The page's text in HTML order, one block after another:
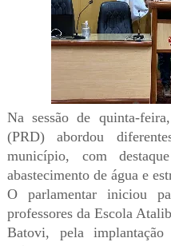
Na sessão de quinta-
(PRD) abordou
município, com
abastecimento de água e
O parlamentar iniciou
professores da Escola
Batovi, pela